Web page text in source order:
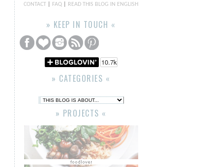
CONTACT FAQ READ THIS BLOG IN ENGLISH
» KEEP IN TOUCH «
» CATEGORIES «
» PROJECTS «